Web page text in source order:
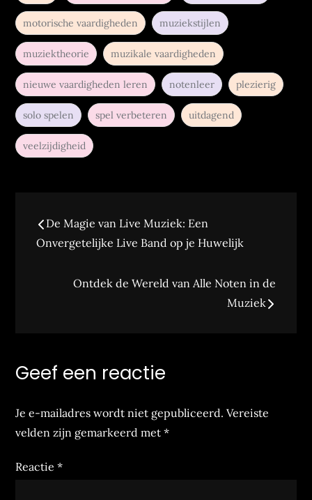
motorische vaardigheden muziekstijlen
muziektheorie muzikale vaardigheden
nieuwe vaardigheden leren notenleer plezierig
solo spelen spel verbeteren uitdagend
veelzijdigheid
Bericht
navigatie
De Magie van Live Muziek: Een
Onvergetelijke Live Band op je Huwelijk
Ontdek de Wereld van Alle Noten in de
Muziek
Geef een reactie
Je e-mailadres wordt niet gepubliceerd. Vereiste
velden zijn gemarkeerd met*
Reactie*